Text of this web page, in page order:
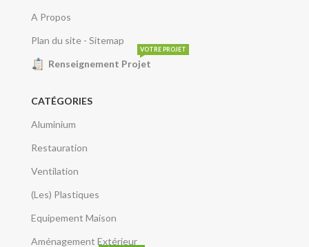
A Propos
Plan du site - Sitemap
Renseignement Projet
VOTRE PROJET
CATÉGORIES
Aluminium
Restauration
Ventilation
(Les) Plastiques
Equipement Maison
Aménagement Extérieur